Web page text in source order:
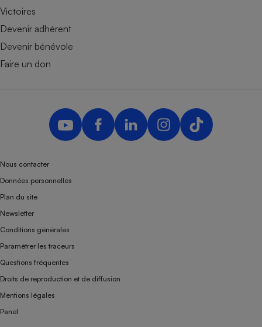
Victoires
Devenir adhérent
Devenir bénévole
Faire un don
Nous contacter
Données personnelles
Plan du site
Newsletter
Conditions générales
Paramétrer les traceurs
Questions fréquentes
Droits de reproduction et de diffusion
Mentions légales
Panel